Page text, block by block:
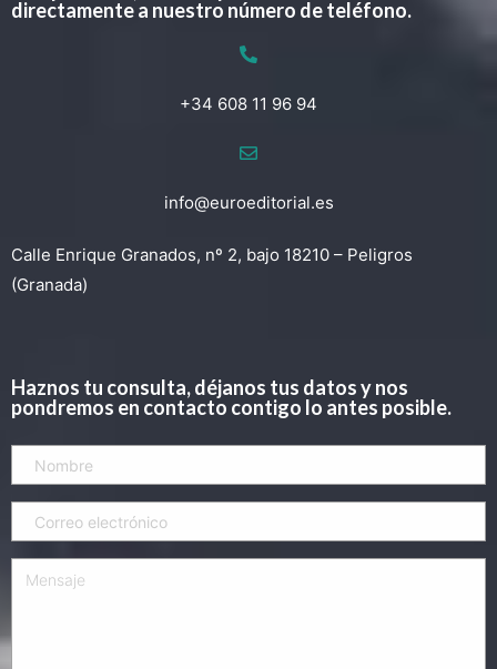
directamente a nuestro número de teléfono.
+34 608 11 96 94
info@euroeditorial.es
Calle Enrique Granados, nº 2, bajo 18210 – Peligros
(Granada)
Haznos tu consulta, déjanos tus datos y nos
pondremos en contacto contigo lo antes posible.